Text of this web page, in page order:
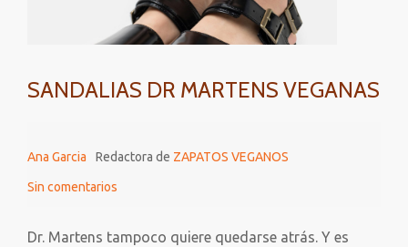
SANDALIAS DR MARTENS VEGANAS
Ana Garcia Redactora de ZAPATOS VEGANOS
Sin comentarios
Dr. Martens tampoco quiere quedarse atrás. Y es